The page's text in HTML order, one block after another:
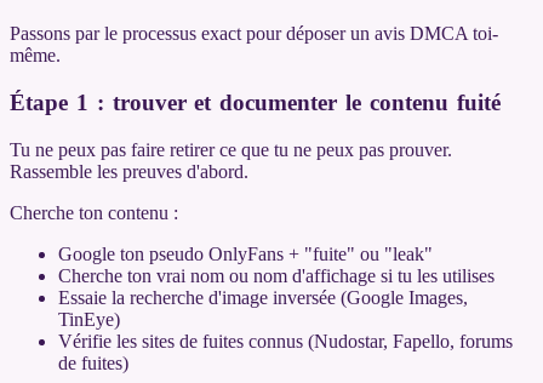
Passons par le processus exact pour déposer un avis DMCA toi-
même.
Étape 1 : trouver et documenter le contenu fuité
Tu ne peux pas faire retirer ce que tu ne peux pas prouver.
Rassemble les preuves d'abord.
Cherche ton contenu :
Google ton pseudo OnlyFans + "fuite" ou "leak"
Cherche ton vrai nom ou nom d'affichage si tu les utilises
Essaie la recherche d'image inversée (Google Images,
TinEye)
Vérifie les sites de fuites connus (Nudostar, Fapello, forums
de fuites)